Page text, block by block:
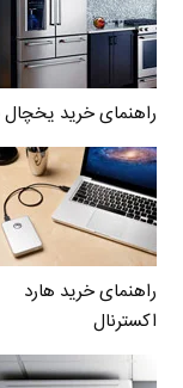
راهنمای خرید یخچال
راهنمای خرید هارد
اکسترنال